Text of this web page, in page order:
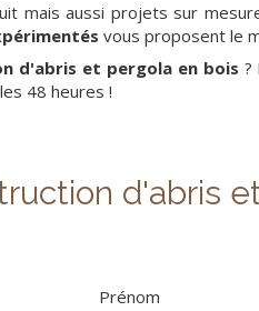
mais aussi projets sur
vous proposent le
d'abris et pergola en bois ?
48 heures !
d'abris
Prénom